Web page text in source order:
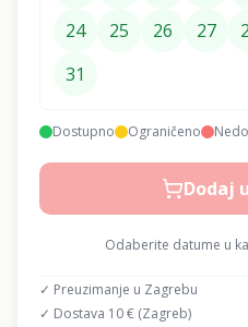
24
25 26 27
31
Dostupno Ograničeno
Dodaj
Odaberite datume u
✓ Preuzimanje u Zagrebu
✓ Dostava 10 € (Zagreb)